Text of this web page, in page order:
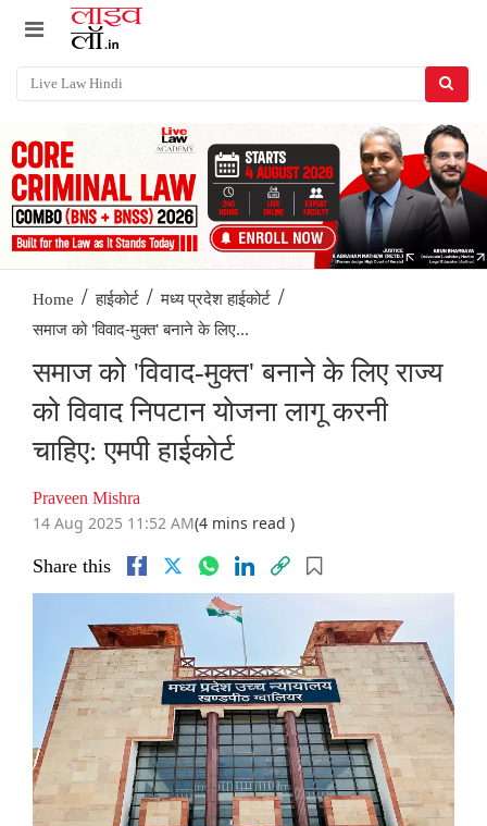
Home / हाईकोर्ट / मध्य प्रदेश हाईकोर्ट /
समाज को 'विवाद-मुक्त' बनाने के लिए...
समाज को 'विवाद-मुक्त' बनाने के लिए राज्य
को विवाद निपटान योजना लागू करनी
चाहिए: एमपी हाईकोर्ट
Praveen Mishra
14 Aug 2025 11:52 AM(4 mins read )
Share this